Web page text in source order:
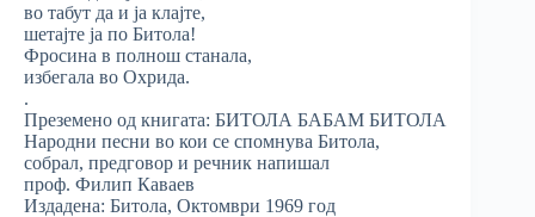
во табут да и ја клајте,
шетајте ја по Битола!
Фросина в полнош станала,
избегала во Охрида.
.
Преземено од книгата: БИТОЛА БАБАМ БИТОЛА
Народни песни во кои се спомнува Битола,
собрал, предговор и речник напишал
проф. Филип Каваев
Издадена: Битола, Октомври 1969 год